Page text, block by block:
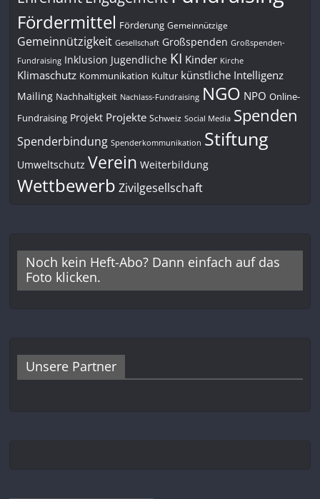
Fördermittel Förderung Gemeinnützige
Gemeinnützigkeit Gesellschaft Großspenden Großspenden-
Fundraising Inklusion Jugendliche KI Kinder Kirche
Klimaschutz Kommunikation Kultur künstliche Intelligenz
Mailing Nachhaltigkeit Nachlass-Fundraising NGO NPO Online-
Fundraising Projekt Projekte Schweiz Social Media Spenden
Spenderbindung Spenderkommunikation Stiftung
Umweltschutz Verein Weiterbildung
Wettbewerb Zivilgesellschaft
Noch kein Heft-Abo? Dann einfach auf das
Foto klicken.
Unsere Partner